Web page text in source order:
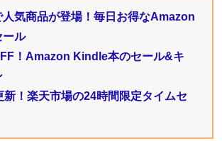
気商品が登場！毎日お得なAmazon
ール
！Amazon Kindle本のセール&キ
！楽天市場の24時間限定タイムセ